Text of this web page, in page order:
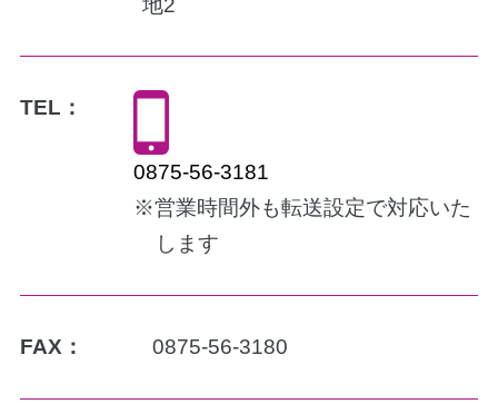
TEL：
0875-56-3181
※営業時間外も転送設定で対応いた
します
FAX： 0875-56-3180